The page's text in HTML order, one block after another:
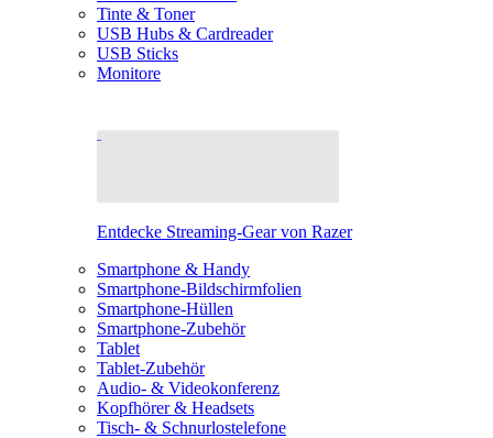
Tinte & Toner
USB Hubs & Cardreader
USB Sticks
Monitore
Entdecke Streaming-Gear von Razer
Smartphone & Handy
Smartphone-Bildschirmfolien
Smartphone-Hüllen
Smartphone-Zubehör
Tablet
Tablet-Zubehör
Audio- & Videokonferenz
Kopfhörer & Headsets
Tisch- & Schnurlostelefone